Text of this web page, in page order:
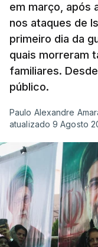
em março, após
nos ataques de
primeiro dia da
quais morreram
familiares.
público.
Paulo Alexandre
atualizado 9 Agosto